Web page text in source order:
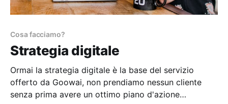
Cosa facciamo?
Strategia digitale
Ormai la strategia digitale è la base del servizio
offerto da Goowai, non prendiamo nessun cliente
senza prima avere un ottimo piano d'azione